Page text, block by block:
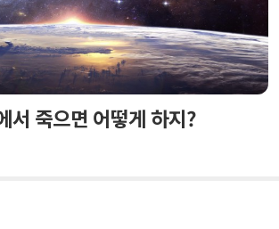
서 죽으면 어떻게 하지?